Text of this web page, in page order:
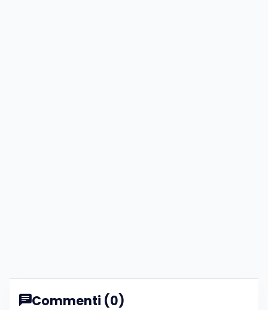
Commenti (0)